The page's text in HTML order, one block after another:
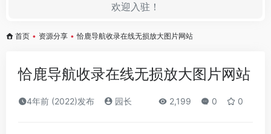
欢迎入驻！
首页 • 资源分享 • 恰鹿导航收录在线无损放大图片网站
恰鹿导航收录在线无损放大图片网站
4年前 (2022)发布 园长 2,199 0 0